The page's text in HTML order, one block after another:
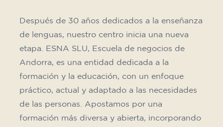
Después de 30 años dedicados a la enseñanza
de lenguas, nuestro centro inicia una nueva
etapa. ESNA SLU, Escuela de negocios de
Andorra, es una entidad dedicada a la
formación y la educación, con un enfoque
práctico, actual y adaptado a las necesidades
de las personas. Apostamos por una
formación más diversa y abierta, incorporando